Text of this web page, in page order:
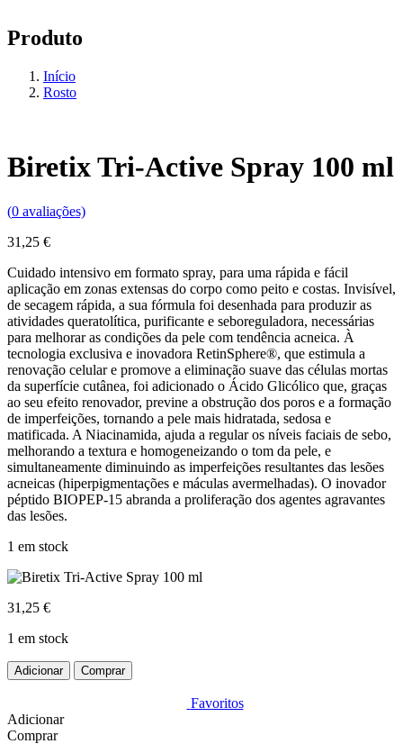
Produto
Início
Rosto
Biretix Tri-Active Spray 100 ml
(0 avaliações)
31,25 €
Cuidado intensivo em formato spray, para uma rápida e fácil
aplicação em zonas extensas do corpo como peito e costas. Invisível,
de secagem rápida, a sua fórmula foi desenhada para produzir as
atividades queratolítica, purificante e seboreguladora, necessárias
para melhorar as condições da pele com tendência acneica. À
tecnologia exclusiva e inovadora RetinSphere®, que estimula a
renovação celular e promove a eliminação suave das células mortas
da superfície cutânea, foi adicionado o Ácido Glicólico que, graças
ao seu efeito renovador, previne a obstrução dos poros e a formação
de imperfeições, tornando a pele mais hidratada, sedosa e
matificada. A Niacinamida, ajuda a regular os níveis faciais de sebo,
melhorando a textura e homogeneizando o tom da pele, e
simultaneamente diminuindo as imperfeições resultantes das lesões
acneicas (hiperpigmentações e máculas avermelhadas). O inovador
péptido BIOPEP-15 abranda a proliferação dos agentes agravantes
das lesões.
1 em stock
31,25 €
1 em stock
Quantidade
de
Tri-
Active
Adicionar Comprar
Favoritos
Adicionar
Comprar